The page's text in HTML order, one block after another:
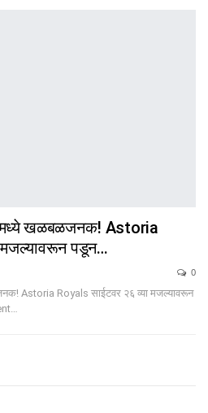
खळबळजनक! Astoria
मजल्यावरून पडून…
0
Astoria Royals साईटवर २६ व्या मजल्यावरून